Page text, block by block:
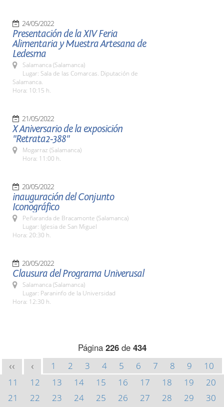
24/05/2022
Presentación de la XIV Feria
Alimentaria y Muestra Artesana de
Ledesma
Salamanca (Salamanca)
Lugar: Sala de las Comarcas. Diputación de
Salamanca.
Hora: 10:15 h.
21/05/2022
X Aniversario de la exposición
"Retrata2-388"
Mogarraz (Salamanca)
Hora: 11:00 h.
20/05/2022
inauguración del Conjunto
Iconográfico
Peñaranda de Bracamonte (Salamanca)
Lugar: Iglesia de San Miguel
Hora: 20:30 h.
20/05/2022
Clausura del Programa Univerusal
Salamanca (Salamanca)
Lugar: Paraninfo de la Universidad
Hora: 12:30 h.
Página 226de 434
<< < 1 2 3 4 5 6 7 8 9
10
11
12 13 14 15 16 17 18 19
20
21
22 23 24 25 26 27 28 29
30